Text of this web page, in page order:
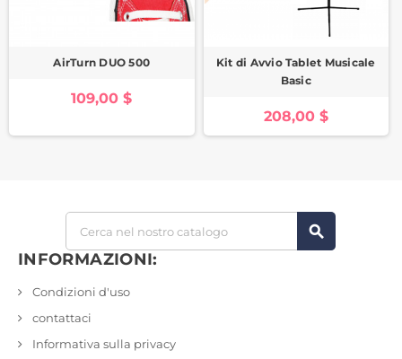
AirTurn DUO 500
109,00 $
Kit di Avvio Tablet Musicale
Basic
208,00 $
search
INFORMAZIONI:
Condizioni d'uso
contattaci
Informativa sulla privacy